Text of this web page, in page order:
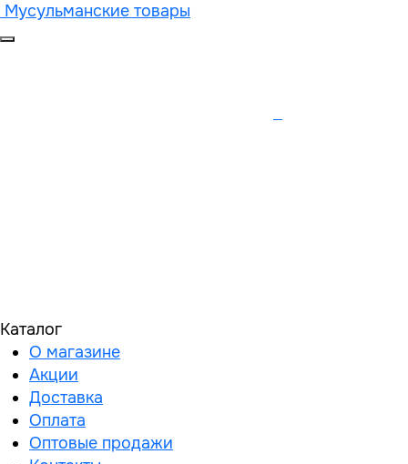
Мусульманские товары
Каталог
О магазине
Акции
Доставка
Оплата
Оптовые продажи